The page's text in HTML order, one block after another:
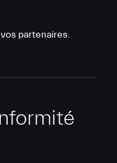
partenaires.